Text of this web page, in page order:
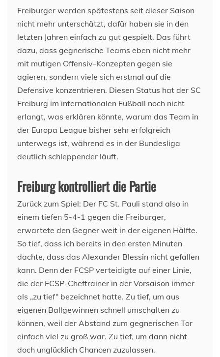
Freiburger werden spätestens seit dieser Saison
nicht mehr unterschätzt, dafür haben sie in den
letzten Jahren einfach zu gut gespielt. Das führt
dazu, dass gegnerische Teams eben nicht mehr
mit mutigen Offensiv-Konzepten gegen sie
agieren, sondern viele sich erstmal auf die
Defensive konzentrieren. Diesen Status hat der SC
Freiburg im internationalen Fußball noch nicht
erlangt, was erklären könnte, warum das Team in
der Europa League bisher sehr erfolgreich
unterwegs ist, während es in der Bundesliga
deutlich schleppender läuft.
Freiburg kontrolliert die Partie
Zurück zum Spiel: Der FC St. Pauli stand also in
einem tiefen 5-4-1 gegen die Freiburger,
erwartete den Gegner weit in der eigenen Hälfte.
So tief, dass ich bereits in den ersten Minuten
dachte, dass das Alexander Blessin nicht gefallen
kann. Denn der FCSP verteidigte auf einer Linie,
die der FCSP-Cheftrainer in der Vorsaison immer
als „zu tief“ bezeichnet hatte. Zu tief, um aus
eigenen Ballgewinnen schnell umschalten zu
können, weil der Abstand zum gegnerischen Tor
einfach viel zu groß war. Zu tief, um dann nicht
doch unglücklich Chancen zuzulassen.